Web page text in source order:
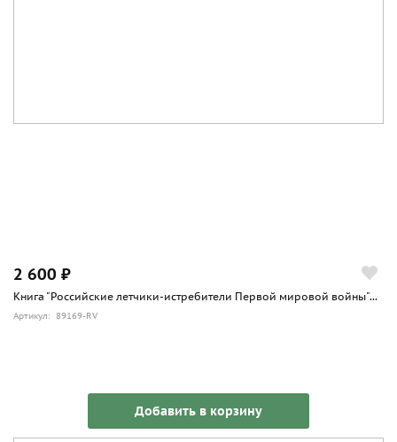
2 600 ₽
Книга "Российские летчики-истребители Первой мировой войны"...
Артикул: 89169-RV
Добавить в корзину